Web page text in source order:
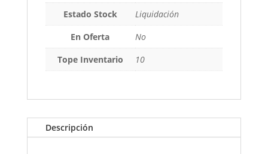
Estado Stock
Liquidación
En Oferta
No
Tope Inventario
10
Descripción